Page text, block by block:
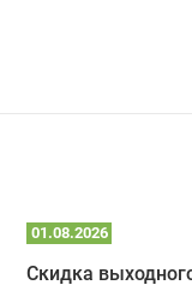
01.08.2026
Скидка